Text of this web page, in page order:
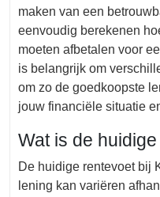
maken van een
eenvoudig berekenen
moeten afbetalen voor
is belangrijk om
om zo de goedkoopste
jouw financiële situatie
Wat is de
De huidige rentevoet bij
lening kan variëren